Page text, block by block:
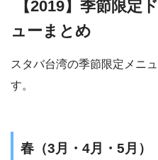
【2019】季節限定
ューまとめ
スタバ台湾の季節限定メニ
す。
春（3月・4月・5月）